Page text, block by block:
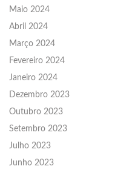
Maio 2024
Abril 2024
Março 2024
Fevereiro 2024
Janeiro 2024
Dezembro 2023
Outubro 2023
Setembro 2023
Julho 2023
Junho 2023